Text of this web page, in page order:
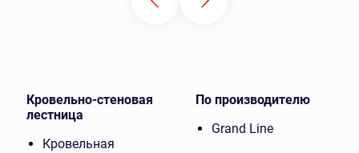
Кровельно-стеновая
лестница
Кровельная
По производителю
Grand Line